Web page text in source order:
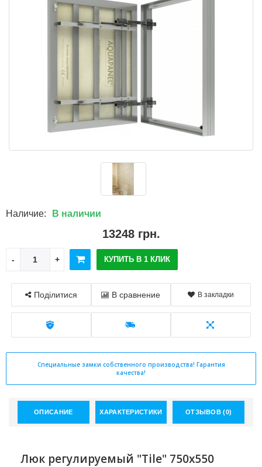
Наличие: В наличии
13248 грн.
КУПИТЬ В 1 КЛИК
Поділитися В сравнение В закладки
Специальные замки собственного производства! Гарантия
качества!
ОПИСАНИЕ ХАРАКТЕРИСТИКИ ОТЗЫВОВ (0)
Люк регулируемый "Tile" 750x550